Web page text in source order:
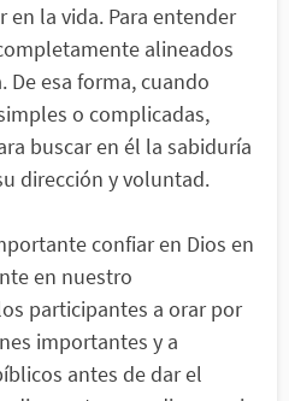
la vida. Para entender
alineados
De esa forma, cuando
o complicadas,
buscar en él la sabiduría
dirección y voluntad.
confiar en Dios en
en nuestro
participantes a orar por
importantes y a
antes de dar el